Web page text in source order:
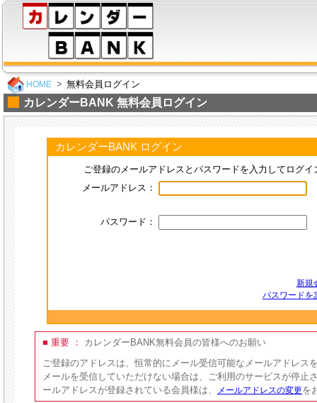
HOME 無料会員ログイン
カレンダーBANK 無料会員ログイン
カレンダーBANK ログイン
ご登録のメールアドレスとパスワードを入力してログイ
メールアドレス：
パスワード：
新規
パスワードを
■ 重要 ：
カレンダーBANK無料会員の皆様へのお願い
ご登録のアドレスは、恒常的にメール受信可能なメールアドレス
メールを受信していただけない場合は、ご利用のサービスが停止
ールアドレスが登録されている会員様は、
メールアドレスの変更を